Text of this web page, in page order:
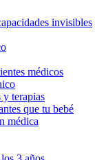
invisibles
médicos
y terapias
que tu bebé
médica